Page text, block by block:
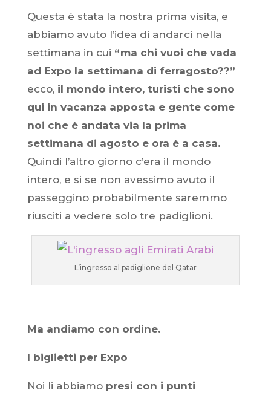
Questa è stata la nostra prima visita, e
abbiamo avuto l’idea di andarci nella
settimana in cui “ma chi vuoi che vada
ad Expo la settimana di ferragosto??”
ecco,il mondo intero, turisti che sono
qui in vacanza apposta e gente come
noi che è andata via la prima
settimana di agosto e ora è a casa.
Quindi l’altro giorno c’era il mondo
intero, e si se non avessimo avuto il
passeggino probabilmente saremmo
riusciti a vedere solo tre padiglioni.
L’ingresso al padiglione del Qatar
Ma andiamo con ordine.
I biglietti per Expo
Noi li abbiamo presi con i punti